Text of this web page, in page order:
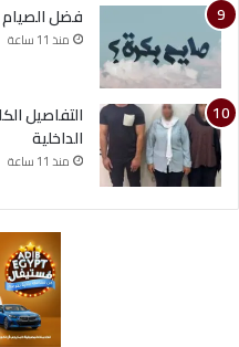
فضل الصيام
منذ 11 ساعة
التفاصيل
الداخلية
منذ 11 ساعة